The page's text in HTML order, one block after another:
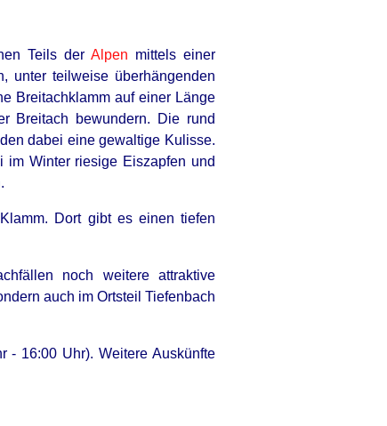
Teils derAlpen mittels einer
unter teilweise überhängenden
Breitachklamm auf einer Länge
Breitach bewundern. Die rund
dabei eine gewaltige Kulisse.
Winter riesige Eiszapfen und
Dort gibt es einen tiefen
noch weitere attraktive
auch im Ortsteil Tiefenbach
- 16:00 Uhr). Weitere Auskünfte